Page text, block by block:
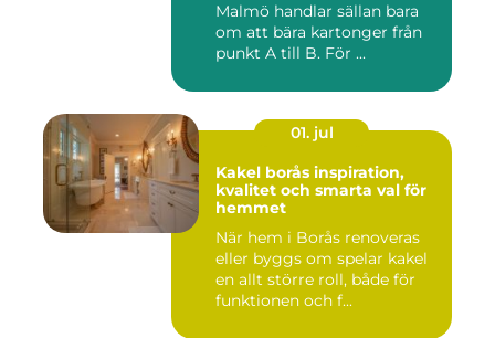
Malmö handlar sällan bara
om att bära kartonger från
punkt A till B. För ...
01. jul
Kakel borås inspiration,
kvalitet och smarta val för
hemmet
När hem i Borås renoveras
eller byggs om spelar kakel
en allt större roll, både för
funktionen och f...